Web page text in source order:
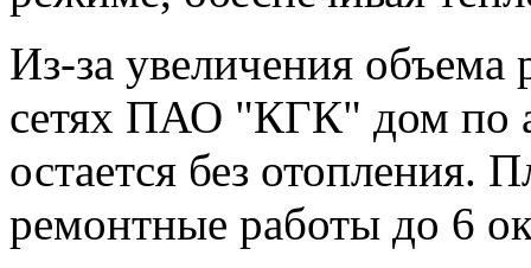
Из-за увеличения
сетях ПАО "КГК" дом по
остается без отопления.
ремонтные работы до 6